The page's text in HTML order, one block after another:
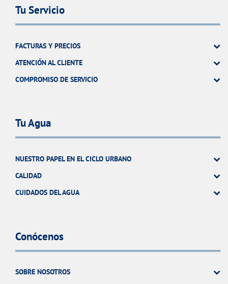
Tu Servicio
FACTURAS Y PRECIOS
ATENCIÓN AL CLIENTE
COMPROMISO DE SERVICIO
Tu Agua
NUESTRO PAPEL EN EL CICLO URBANO
CALIDAD
CUIDADOS DEL AGUA
Conócenos
SOBRE NOSOTROS